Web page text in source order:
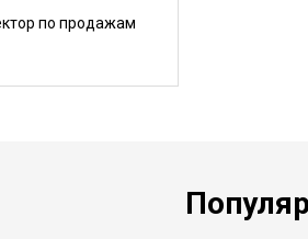
по продажам